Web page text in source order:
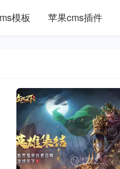
模板 苹果cms插件